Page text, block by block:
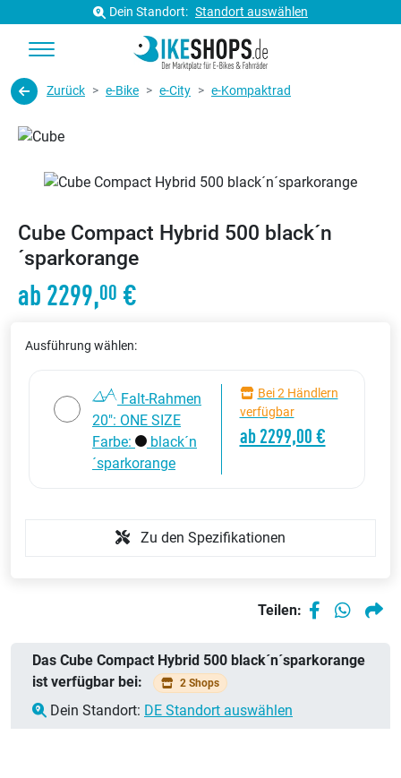
Dein Standort: Standort auswählen
Zurück e-Bike e-City e-Kompaktrad
Cube Compact Hybrid 500 black´n
´sparkorange
ab 2299,00 €
Ausführung wählen:
Falt-Rahmen
20": ONE SIZE
Farbe:
black´n
´sparkorange
Bei 2 Händlern
verfügbar
ab 2299,00 €
Zu den Spezifikationen
Teilen:
Das Cube Compact Hybrid 500 black´n´sparkorange
ist verfügbar bei:
2 Shops
Dein Standort: DE Standort auswählen